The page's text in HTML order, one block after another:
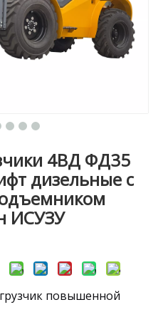
4ВД ФД35
дизельные с
ИСУЗУ
повышенной